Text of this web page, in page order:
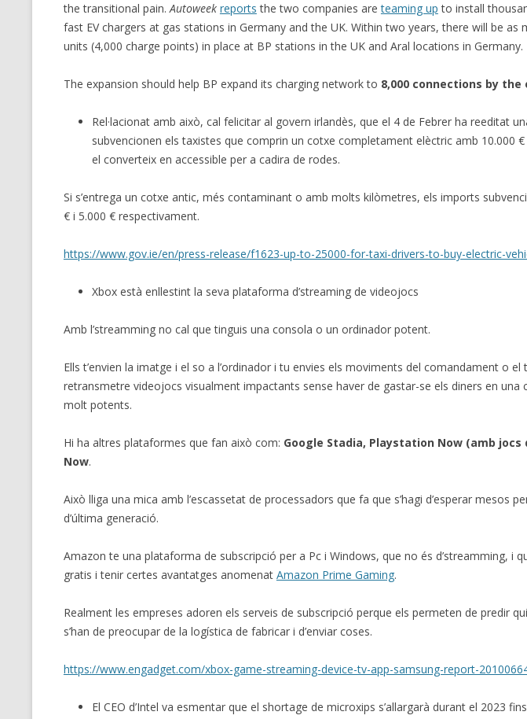
the transitional pain.Autoweek reports the two companies areteaming up to install
fast EV chargers at gas stations in Germany and the UK. Within two years, there will be as
units (4,000 charge points) in place at BP stations in the UK and Aral locations in Germany.
The expansion should help BP expand its charging network to 8,000 connections by the
Rel·lacionat amb això, cal felicitar al govern irlandès, que el 4 de Febrer ha reeditat
subvencionen els taxistes que comprin un cotxe completament elèctric amb 10.000
el converteix en accessible per a cadira de rodes.
Si s’entrega un cotxe antic, més contaminant o amb molts kilòmetres, els imports
€ i 5.000 € respectivament.
https://www.gov.ie/en/press-release/f1623-up-to-25000-for-taxi-drivers-to-buy-electric-
Xbox està enllestint la seva plataforma d’streaming de videojocs
Amb l’streamming no cal que tinguis una consola o un ordinador potent.
Ells t’envien la imatge i el so a l’ordinador i tu envies els moviments del comandament o
retransmetre videojocs visualment impactants sense haver de gastar-se els diners en una
molt potents.
Hi ha altres plataformes que fan això com: Google Stadia, Playstation Now (amb jocs
Now.
Això lliga una mica amb l’escassetat de processadors que fa que s’hagi d’esperar mesos
d’última generació.
Amazon te una plataforma de subscripció per a Pc i Windows, que no és d’streamming, i
gratis i tenir certes avantatges anomenat Amazon Prime Gaming.
Realment les empreses adoren els serveis de subscripció perque els permeten de predir
s’han de preocupar de la logística de fabricar i d’enviar coses.
https://www.engadget.com/xbox-game-streaming-device-tv-app-samsung-report-
El CEO d’Intel va esmentar que el shortage de microxips s’allargarà durant el 2023